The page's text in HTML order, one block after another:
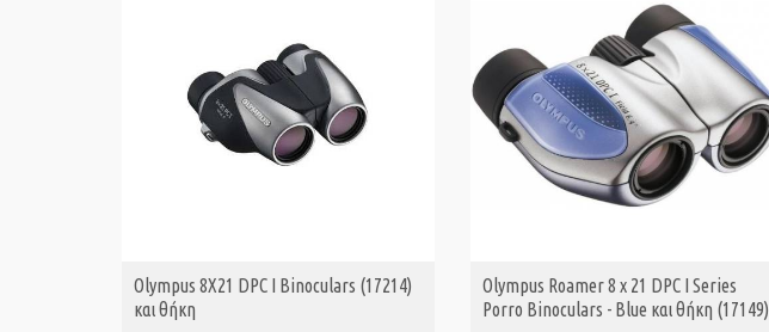
ΑΓΟΡΑ
Olympus 8X21 DPC I Binoculars (17214)
και θήκη
ΑΓΟΡΑ
Olympus Roamer 8 x 21 DPC I Series
Porro Binoculars - Blue και θήκη (17149)